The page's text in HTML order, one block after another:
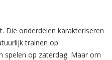
Die onderdelen karakteriseren
trainen op
spelen op zaterdag. Maar om